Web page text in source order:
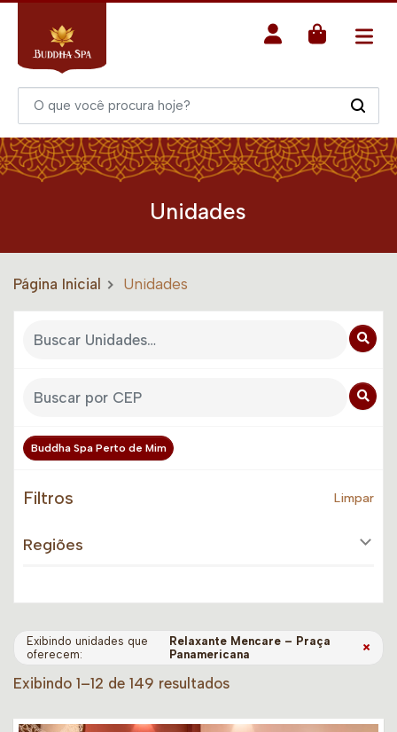
Unidades
Página Inicial Unidades
Buddha Spa Perto de Mim
Filtros Limpar
Regiões
Exibindo unidades que
oferecem:
Relaxante Mencare – Praça
Panamericana
×
Exibindo 1–12 de 149 resultados